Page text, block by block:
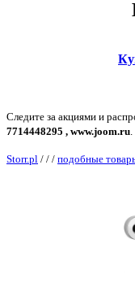
Следите за акциями и
7714448295 , www.joom.ru.
Storr.pl / / / подобные